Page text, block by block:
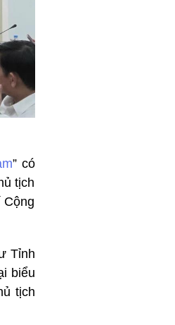
” có
tịch
Cộng
Tỉnh
biểu
tịch